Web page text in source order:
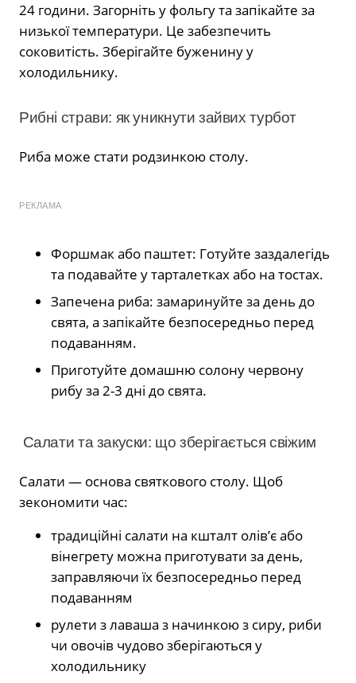
24 години. Загорніть у фольгу та запікайте за
низької температури. Це забезпечить
соковитість. Зберігайте буженину у
холодильнику.
Рибні страви: як уникнути зайвих турбот
Риба може стати родзинкою столу.
РЕКЛАМА
Форшмак або паштет: Готуйте заздалегідь
та подавайте у тарталетках або на тостах.
Запечена риба: замаринуйте за день до
свята, а запікайте безпосередньо перед
подаванням.
Приготуйте домашню солону червону
рибу за 2-3 дні до свята.
Салати та закуски: що зберігається свіжим
Салати — основа святкового столу. Щоб
зекономити час:
традиційні салати на кшталт олів’є або
вінегрету можна приготувати за день,
заправляючи їх безпосередньо перед
подаванням
рулети з лаваша з начинкою з сиру, риби
чи овочів чудово зберігаються у
холодильнику